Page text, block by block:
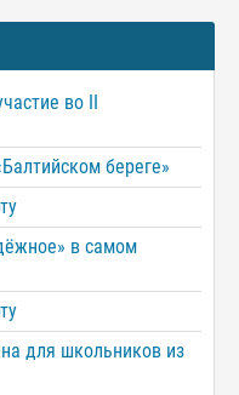
во II
береге»
в самом
для школьников из